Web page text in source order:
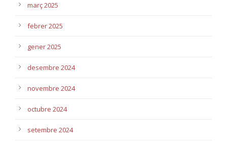
març 2025
febrer 2025
gener 2025
desembre 2024
novembre 2024
octubre 2024
setembre 2024